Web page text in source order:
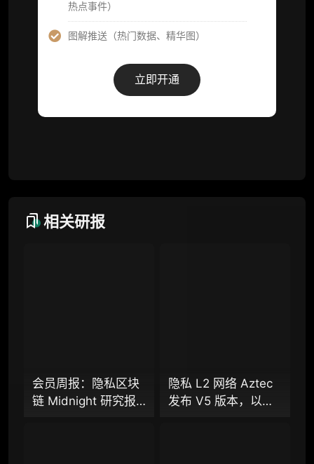
热点事件）
图解推送（热门数据、精华图）
立即开通
事件追踪数据库
会员周报（一周精华高效吸收）
解锁本会员权限的栏目历史内容
词库（支持报告内术语悬浮释义）
定制化研究报告折扣（9.5 折）
¥ 98000
相关研报
会员周报：隐私区块
链 Midnight 研究报
隐私 L2 网络 Aztec
发布 V5 版本，以太